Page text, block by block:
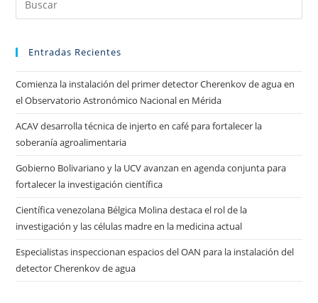
Entradas Recientes
Comienza la instalación del primer detector Cherenkov de agua en
el Observatorio Astronómico Nacional en Mérida
ACAV desarrolla técnica de injerto en café para fortalecer la
soberanía agroalimentaria
Gobierno Bolivariano y la UCV avanzan en agenda conjunta para
fortalecer la investigación científica
Científica venezolana Bélgica Molina destaca el rol de la
investigación y las células madre en la medicina actual
Especialistas inspeccionan espacios del OAN para la instalación del
detector Cherenkov de agua